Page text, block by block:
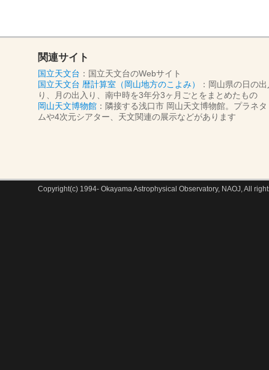
関連サイト
国立天文台 ：国立天文台のWebサイト
国立天文台 暦計算室（岡山地方のこよみ）
：岡山県の日の
り、月の出入り、南中時を3年分3ヶ月ごとをまとめたもの
岡山天文博物館 ：隣接する浅口市 岡山天文博物館。プラネタ
ムや4次元シアター、天文関連の展示などがあります
Copyright(c) 1994- Okayama Astrophysical Observatory, NAOJ, All